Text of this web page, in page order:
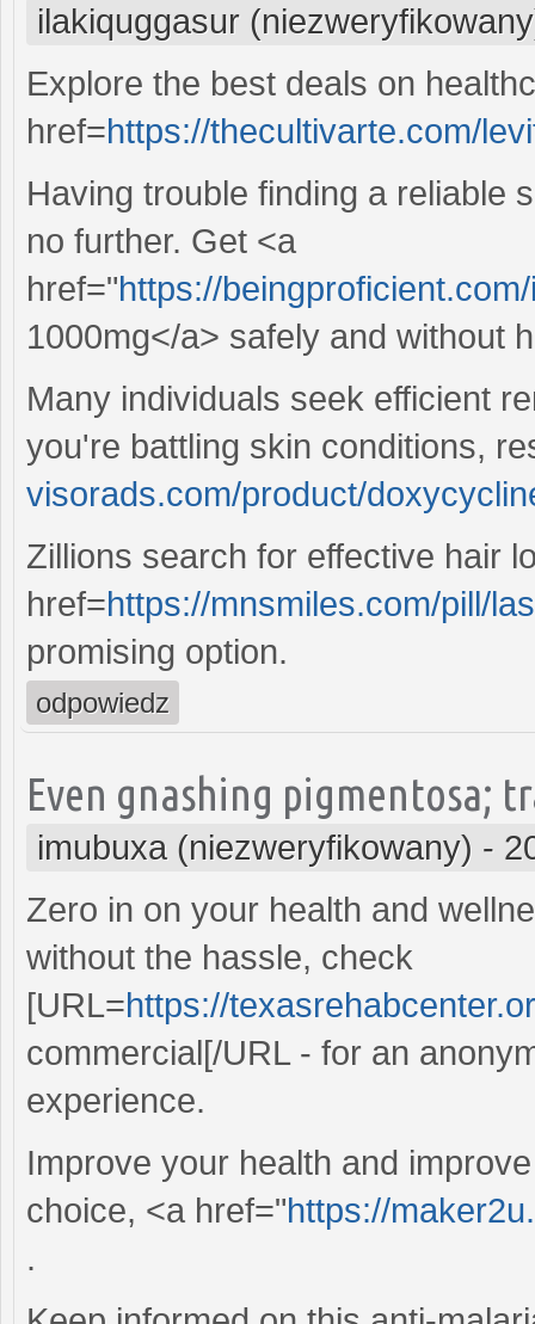
ilakiquggasur
Explore the best deals on
href=https://thecultivarte.com/
Having trouble finding a reliable
no further. Get <a
href="https://
1000mg</a> safely and without
Many individuals seek efficient
you're battling skin conditions,
visorads.com/product/
Zillions search for effective hair
href=https://mnsmiles.com/pill/
promising option.
odpowiedz
Even gnashing pigmentosa;
imubuxa (niezweryfikowany) -
Zero in on your health and
without the hassle, check
[URL=https://
commercial[/URL - for an
experience.
Improve your health and
choice, <a href="https://
.